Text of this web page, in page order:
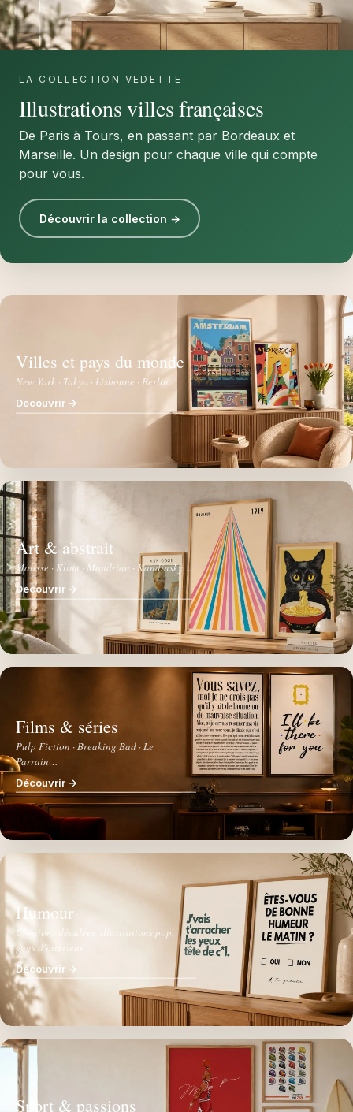
LA COLLECTION VEDETTE
Illustrations villes françaises
De Paris à Tours, en passant par Bordeaux et
Marseille. Un design pour chaque ville qui compte
pour vous.
Découvrir la collection →
Villes et pays du monde
New York · Tokyo · Lisbonne · Berlin…
Découvrir →
Art & abstrait
Matisse · Klimt · Mondrian · Kandinsky…
Découvrir →
Films & séries
Pulp Fiction · Breaking Bad · Le
Parrain…
Découvrir →
Humour
Citations décalées, illustrations pop,
gags d'intérieur.
Découvrir →
Sport & passions